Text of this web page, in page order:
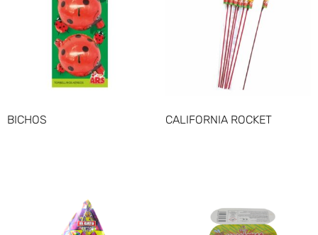
BICHOS CALIFORNIA ROCKET